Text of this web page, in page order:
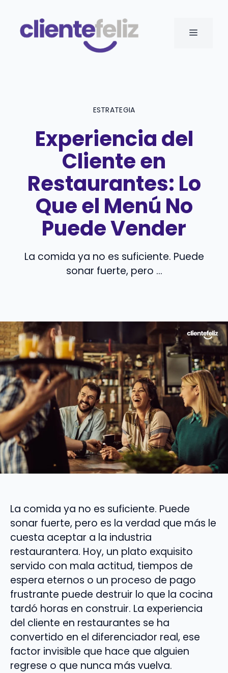
contenido
MENÚ
ESTRATEGIA
Experiencia del
Cliente en
Restaurantes: Lo
Que el Menú No
Puede Vender
La comida ya no es suficiente. Puede
sonar fuerte, pero ...
La comida ya no es suficiente. Puede
sonar fuerte, pero es la verdad que más le
cuesta aceptar a la industria
restaurantera. Hoy, un plato exquisito
servido con mala actitud, tiempos de
espera eternos o un proceso de pago
frustrante puede destruir lo que la cocina
tardó horas en construir. La experiencia
del cliente en restaurantes se ha
convertido en el diferenciador real, ese
factor invisible que hace que alguien
regrese o que nunca más vuelva.